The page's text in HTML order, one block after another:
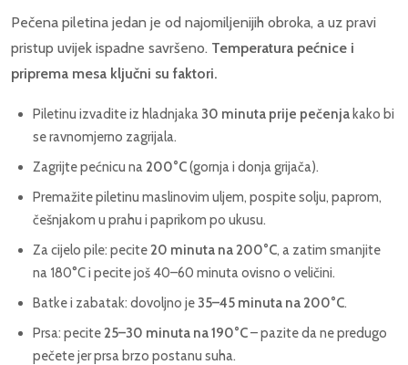
Pečena piletina jedan je od najomiljenijih obroka, a uz pravi
pristup uvijek ispadne savršeno. Temperatura pećnice i
priprema mesa ključni su faktori.
Piletinu izvadite iz hladnjaka 30 minuta prije pečenja kako bi
se ravnomjerno zagrijala.
Zagrijte pećnicu na 200°C(gornja i donja grijača).
Premažite piletinu maslinovim uljem, pospite solju, paprom,
češnjakom u prahu i paprikom po ukusu.
Za cijelo pile: pecite20 minuta na 200°C, a zatim smanjite
na 180°C i pecite još 40–60 minuta ovisno o veličini.
Batke i zabatak: dovoljno je 35–45 minuta na 200°C.
Prsa: pecite25–30 minuta na 190°C– pazite da ne predugo
pečete jer prsa brzo postanu suha.